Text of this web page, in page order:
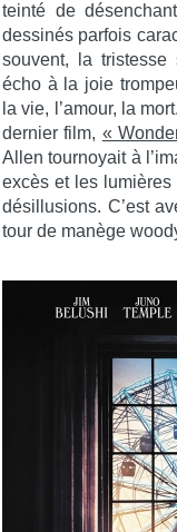
teinté de
dessinés parfois
souvent, la
écho à la joie
la vie, l’amour, la
dernier film, «
Allen tournoyait à
excès et les
désillusions. C’est
tour de manège